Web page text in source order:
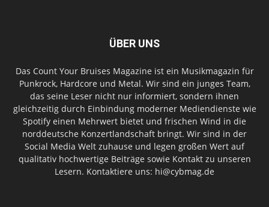
ÜBER UNS
Das Count Your Bruises Magazine ist ein Musikmagazin für
Punkrock, Hardcore und Metal. Wir sind ein junges Team,
das seine Leser nicht nur informiert, sondern ihnen
gleichzeitig durch Einbindung moderner Mediendienste wie
Spotify einen Mehrwert bietet und frischen Wind in die
norddeutsche Konzertlandschaft bringt. Wir sind in der
Social Media Welt zuhause und legen großen Wert auf
qualitativ hochwertige Beiträge sowie Kontakt zu unseren
Lesern. Kontaktiere uns: hi@cybmag.de